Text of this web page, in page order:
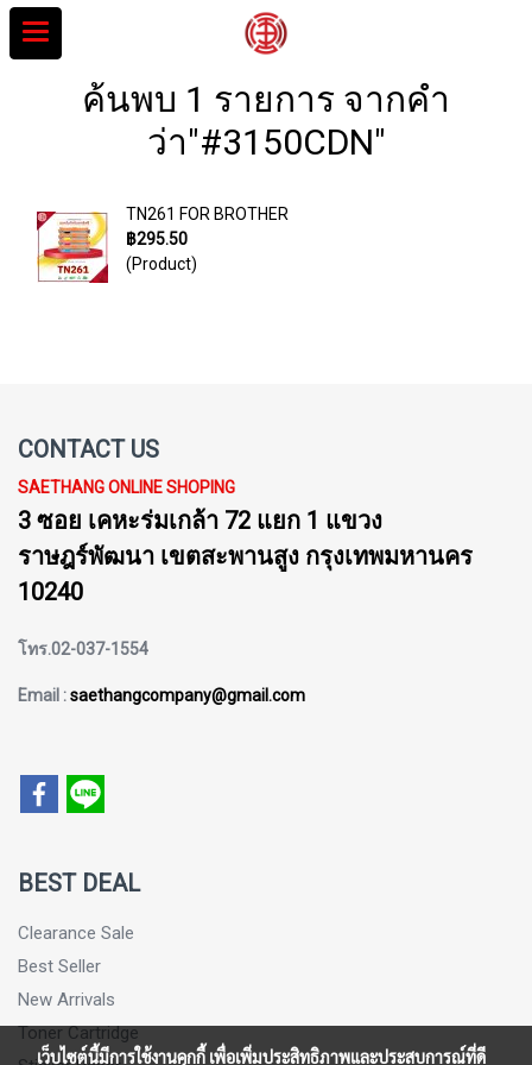
ค้นพบ 1 รายการ จากคำ
ว่า"#3150CDN"
TN261 FOR BROTHER
฿295.50
(Product)
CONTACT US
SAETHANG ONLINE SHOPING
3 ซอย เคหะร่มเกล้า 72 แยก 1 แขวง
ราษฎร์พัฒนา เขตสะพานสูง กรุงเทพมหานคร
10240
โทร.02-037-1554
Email :saethangcompany@gmail.com
BEST DEAL
Clearance Sale
Best Seller
New Arrivals
Toner Cartridge
เว็บไซต์นี้มีการใช้งานคุกกี้ เพื่อเพิ่มประสิทธิภาพและประสบการณ์ที่ดี